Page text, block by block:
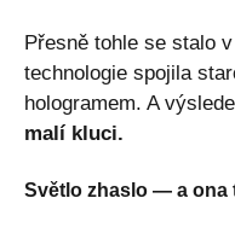
Přesně tohle se stalo
technologie spojila
hologramem. A
malí kluci.
Světlo zhaslo — a ona